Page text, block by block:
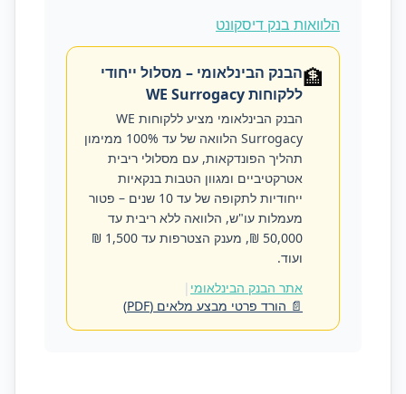
הלוואות בנק דיסקונט
🏦הבנק הבינלאומי – מסלול ייחודי
ללקוחות WE Surrogacy
הבנק הבינלאומי מציע ללקוחות WE
Surrogacy הלוואה של עד 100% ממימון
תהליך הפונדקאות, עם מסלולי ריבית
אטרקטיביים ומגוון הטבות בנקאיות
ייחודיות לתקופה של עד 10 שנים – פטור
מעמלות עו"ש, הלוואה ללא ריבית עד
50,000 ₪, מענק הצטרפות עד 1,500 ₪
ועוד.
אתר הבנק הבינלאומי |
📄 הורד פרטי מבצע מלאים (PDF)